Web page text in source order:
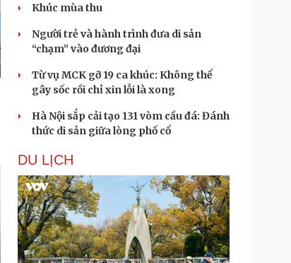
Khúc mùa thu
Người trẻ và hành trình đưa di sản
“chạm” vào đương đại
Từ vụ MCK gỡ 19 ca khúc: Không thể
gây sốc rồi chỉ xin lỗi là xong
Hà Nội sắp cải tạo 131 vòm cầu đá: Đánh
thức di sản giữa lòng phố cổ
DU LỊCH